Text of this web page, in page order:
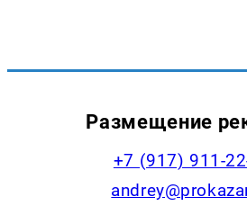
Размещение
+7 (917) 911-